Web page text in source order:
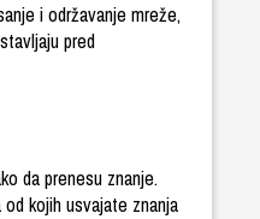
i održavanje mreže,
pred
da prenesu znanje.
kojih usvajate znanja